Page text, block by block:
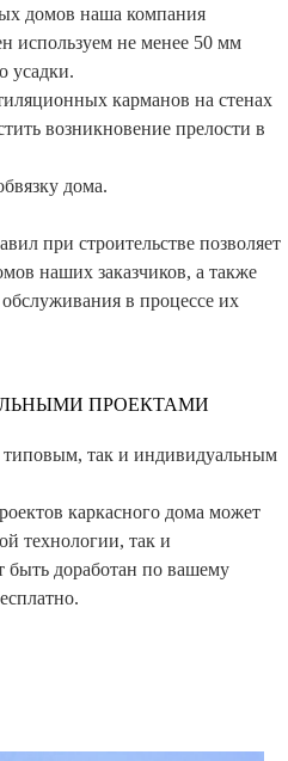
домов наша компания
используем не менее 50 мм
усадки.
карманов на стенах
возникновение прелости в
дома.
при строительстве позволяет
наших заказчиков, а также
в процессе их
ПРОЕКТАМИ
так и индивидуальным
каркасного дома может
технологии, так и
доработан по вашему